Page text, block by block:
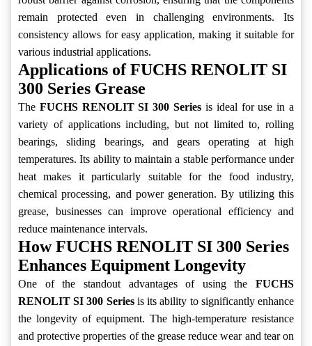
remain protected even in challenging environments. Its
consistency allows for easy application, making it suitable for
various industrial applications.
Applications of FUCHS RENOLIT SI
300 Series Grease
The FUCHS RENOLIT SI 300 Series is ideal for use in a
variety of applications including, but not limited to, rolling
bearings, sliding bearings, and gears operating at high
temperatures. Its ability to maintain a stable performance under
heat makes it particularly suitable for the food industry,
chemical processing, and power generation. By utilizing this
grease, businesses can improve operational efficiency and
reduce maintenance intervals.
How FUCHS RENOLIT SI 300 Series
Enhances Equipment Longevity
One of the standout advantages of using the FUCHS
RENOLIT SI 300 Seriesis its ability to significantly enhance
the longevity of equipment. The high-temperature resistance
and protective properties of the grease reduce wear and tear on